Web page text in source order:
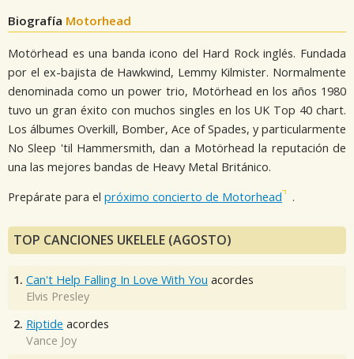
Biografía Motorhead
Motörhead es una banda icono del Hard Rock inglés. Fundada
por el ex-bajista de Hawkwind, Lemmy Kilmister. Normalmente
denominada como un power trio, Motörhead en los años 1980
tuvo un gran éxito con muchos singles en los UK Top 40 chart.
Los álbumes Overkill, Bomber, Ace of Spades, y particularmente
No Sleep 'til Hammersmith, dan a Motörhead la reputación de
una las mejores bandas de Heavy Metal Británico.
Prepárate para el próximo concierto de Motorhead .
TOP CANCIONES UKELELE (AGOSTO)
1. Can't Help Falling In Love With You acordes
Elvis Presley
2. Riptide acordes
Vance Joy